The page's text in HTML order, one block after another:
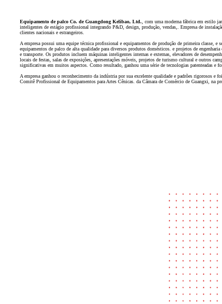
Equipamento de palco Co. de Guangdong Kelibao, Ltd. , com uma moderna fábrica em estilo
inteligentes de estágio profissional integrando P&D, design, produção, vendas,. Empresa de
clientes nacionais e estrangeiros.
A empresa possui uma equipe técnica profissional e equipamentos de produção de primeira classe,
equipamentos de palco de alta qualidade para diversos produtos domésticos. e projetos de
e transporte. Os produtos incluem máquinas inteligentes internas e externas, elevadores de
locais de festas, salas de exposições, apresentações móveis, projetos de turismo cultural e outros
significativas em muitos aspectos. Como resultado, ganhou uma série de tecnologias patenteadas e
A empresa ganhou o reconhecimento da indústria por sua excelente qualidade e padrões rigorosos
Comitê Profissional de Equipamentos para Artes Cênicas. da Câmara de Comércio de Guangxi, na